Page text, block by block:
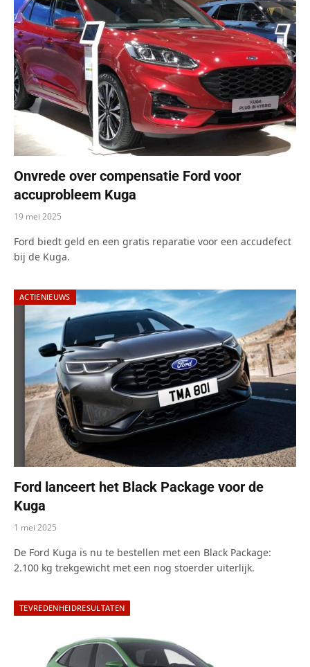
Onvrede over compensatie Ford voor
accuprobleem Kuga
19 mei 2025
Ford biedt geld en een gratis reparatie voor een accudefect
bij de Kuga.
ACTIENIEUWS
Ford lanceert het Black Package voor de
Kuga
1 mei 2025
De Ford Kuga is nu te bestellen met een Black Package:
2.100 kg trekgewicht met een nog stoerder uiterlijk.
TEVREDENHEIDRESULTATEN